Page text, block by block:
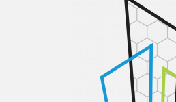
o
k
p
r
e
s
s